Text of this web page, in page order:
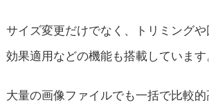
サイズ変更だけでなく、トリミングや
効果適用などの機能も搭載しています
大量の画像ファイルでも一括で比較